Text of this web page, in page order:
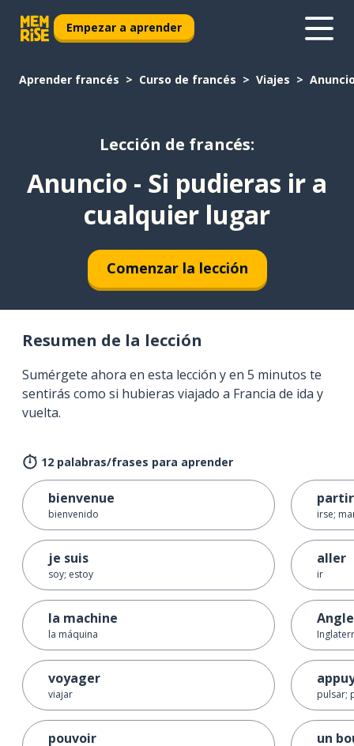
Empezar a aprender
Aprender francés Curso de francés Viajes
Lección de francés:
Anuncio - Si pudieras ir a
cualquier lugar
Comenzar la lección
Resumen de la lección
Sumérgete ahora en esta lección y en 5 minutos te
sentirás como si hubieras viajado a Francia de ida y
vuelta.
12 palabras/frases para aprender
bienvenue
bienvenido
je suis
soy; estoy
la machine
la máquina
voyager
viajar
pouvoir
partir
irse;
aller
ir
pulsar;
un